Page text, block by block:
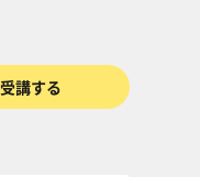
受講する